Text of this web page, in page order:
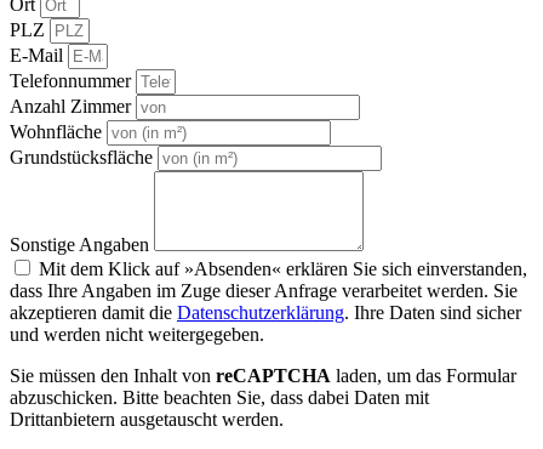
Ort
PLZ
E-Mail
Telefonnummer
Anzahl Zimmer
Wohnfläche
Grundstücksfläche
Sonstige Angaben
Mit dem Klick auf »Absenden« erklären Sie sich einverstanden,
dass Ihre Angaben im Zuge dieser Anfrage verarbeitet werden. Sie
akzeptieren damit die Datenschutzerklärung. Ihre Daten sind sicher
und werden nicht weitergegeben.
Sie müssen den Inhalt von reCAPTCHA laden, um das Formular
abzuschicken. Bitte beachten Sie, dass dabei Daten mit
Drittanbietern ausgetauscht werden.